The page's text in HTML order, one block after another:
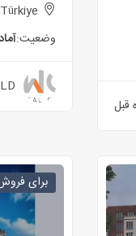
وضعیت:
برای